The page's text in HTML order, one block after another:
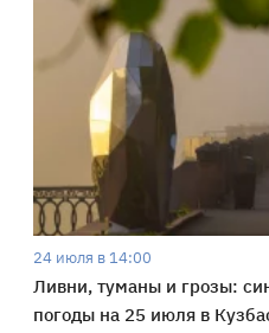
24 июля в 14:00
Ливни, туманы и грозы:
погоды на 25 июля в